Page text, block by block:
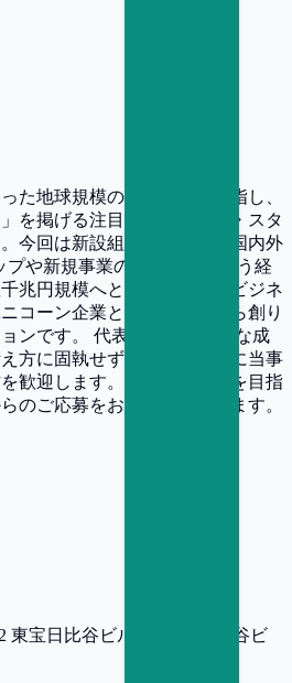
た地球規模の課題解決を目指し、
を掲げる注目のユニコーン・スタ
今回は新設組織において、国内外
や新規事業の立ち上げを担う経
兆円規模へと成長する環境ビジネ
コーン企業となる事業を自ら創り
ンです。 代表直下の圧倒的な成
方に固執せず、困難な目標に当事
歓迎します。本気で経営者を目指
のご応募をお待ちしております。
東宝日比谷ビル15F
東宝日比谷ビ